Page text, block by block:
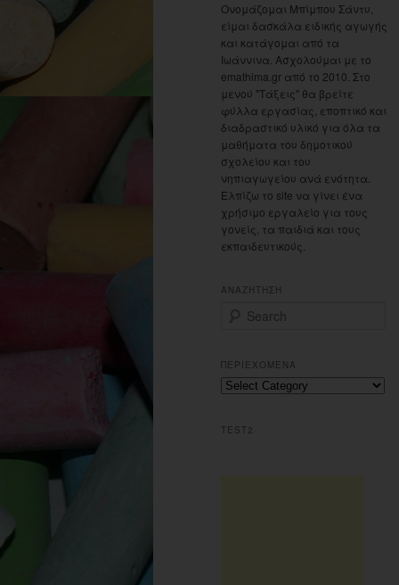
Ονομάζομαι Μπίμπου Σάντυ,
είμαι δασκάλα ειδικής αγωγής
και κατάγομαι από τα
Ιωάννινα. Ασχολούμαι με το
emathima.gr από το 2010. Στο
μενού "Τάξεις" θα βρείτε
φύλλα εργασίας, εποπτικό και
διαδραστικό υλικό για όλα τα
μαθήματα του δημοτικού
σχολείου και του
νηπιαγωγείου ανά ενότητα.
Ελπίζω το site να γίνει ένα
χρήσιμο εργαλείο για τους
γονείς, τα παιδιά και τους
εκπαιδευτικούς.
ΑΝΑΖΗΤΗΣΗ
r
c
h
ΠΕΡΙΕΧΟΜΕΝΑ
Περιεχομενα
TEST2